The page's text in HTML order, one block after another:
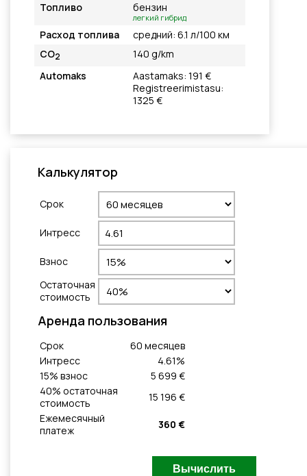
Топливо
бензин
легкий гибрид
Расход топлива
средний: 6.1 л/100 км
CO2
140 g/km
Automaks
Aastamaks: 191 €
Registreerimistasu:
1325 €
Калькулятор
Cрок
Интресс
Взнос
Остаточная
стоимость
Aренда пользования
Cрок 60 месяцeв
Интресс
4.61%
15% взнос
5 699 €
40% остаточная
стоимость
15 196 €
Ежемесячный
платеж
360 €